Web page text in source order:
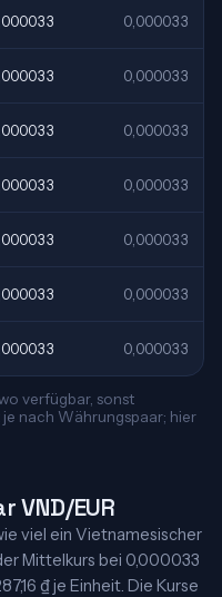
0,000033
0,000033
0,000033
0,000033
0,000033
0,000033
0,000033
verfügbar, sonst
nach Währungspaar; hier
VND/EUR
viel ein Vietnamesischer
Mittelkurs bei 0,000033
₫ je Einheit. Die Kurse